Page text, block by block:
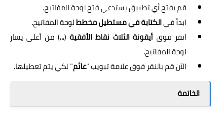
قم بفتح أي تطبيق يستدعي فتح لوحة المفاتيح.
ابدأ فيالكتابة في مستطيل مخططلوحة المفاتيح.
انقر فوق أيقونة الثلاث نقاط الأفقية (
...) من أعلى يسار
لوحة المفاتيح.
الآن قم بالنقر فوق علامة تبويب "عائم" لكي يتم تعطيلها.
الخاتمة